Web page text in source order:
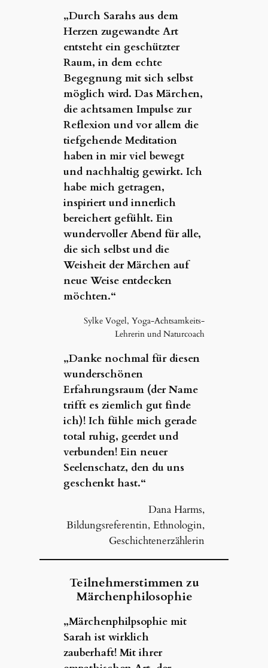
„Durch Sarahs aus dem
Herzen zugewandte Art
entsteht ein geschützter
Raum, in dem echte
Begegnung mit sich selbst
möglich wird. Das Märchen,
die achtsamen Impulse zur
Reflexion und vor allem die
tiefgehende Meditation
haben in mir viel bewegt
und nachhaltig gewirkt. Ich
habe mich getragen,
inspiriert und innerlich
bereichert gefühlt. Ein
wundervoller Abend für alle,
die sich selbst und die
Weisheit der Märchen auf
neue Weise entdecken
möchten.“
Sylke Vogel, Yoga-Achtsamkeits-
Lehrerin und Naturcoach
„Danke nochmal für diesen
wunderschönen
Erfahrungsraum (der Name
trifft es ziemlich gut finde
ich)! Ich fühle mich gerade
total ruhig, geerdet und
verbunden! Ein neuer
Seelenschatz, den du uns
geschenkt hast.“
Dana Harms,
Bildungsreferentin, Ethnologin,
Geschichtenerzählerin
Teilnehmerstimmen zu
Märchenphilosophie
„Märchenphilpsophie mit
Sarah ist wirklich
zauberhaft! Mit ihrer